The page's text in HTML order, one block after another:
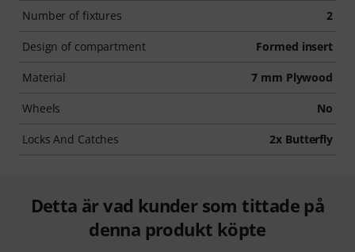
Number of fixtures 2
Design of compartment Formed insert
Material 7 mm Plywood
Wheels No
Locks And Catches 2x Butterfly
Detta är vad kunder som tittade på
denna produkt köpte